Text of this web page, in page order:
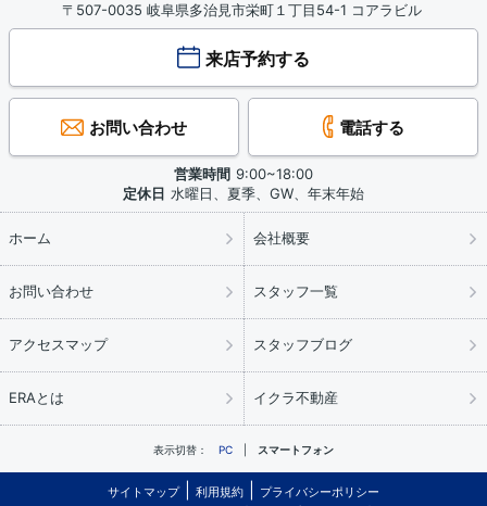
〒507-0035 岐阜県多治見市栄町１丁目54-1 コアラビル
来店予約する
お問い合わせ 電話する
営業時間 9:00~18:00
定休日 水曜日、夏季、GW、年末年始
ホーム 会社概要
お問い合わせ スタッフ一覧
アクセスマップ スタッフブログ
ERAとは イクラ不動産
表示切替： PC スマートフォン
サイトマップ 利用規約
プライバシーポリシー